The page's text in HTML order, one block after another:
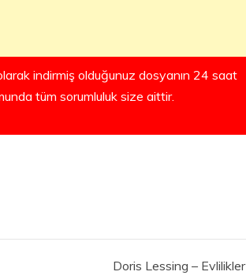
indirmiş olduğunuz dosyanın 24 saat
tüm sorumluluk size aittir.
Doris Lessing – Evlilikler